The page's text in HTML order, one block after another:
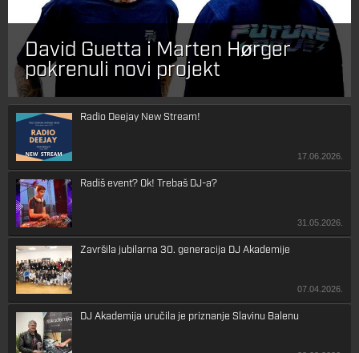
David Guetta i Marten Hørger
pokrenuli novi projekt
Radio Deejay New Stream!
17.06.2026.
Radiš event? Ok! Trebaš DJ-a?
31.05.2026.
Završila jubilarna 30. generacija DJ Akademije
07.04.2026.
DJ Akademija uručila je priznanje Slavinu Balenu